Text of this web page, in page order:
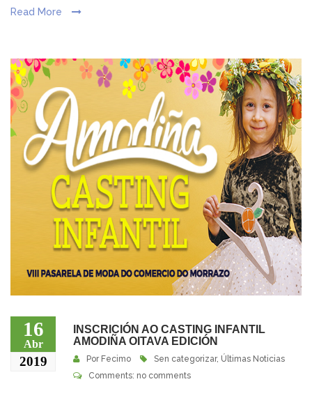
Read More
16
Abr
2019
INSCRICIÓN AO CASTING INFANTIL
AMODIÑA OITAVA EDICIÓN
Por Fecimo Sen categorizar, Últimas Noticias
Comments: no comments